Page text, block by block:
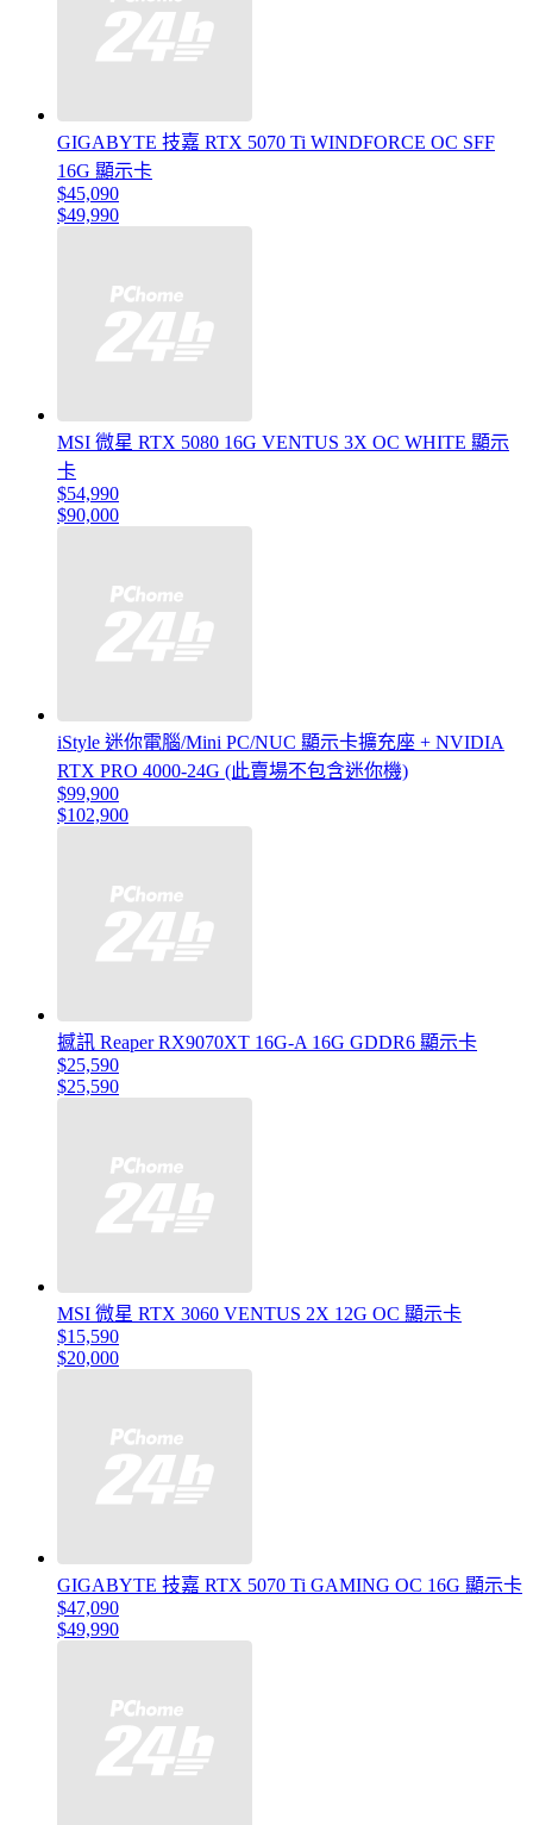
GIGABYTE 技嘉 RTX 5070 Ti WINDFORCE OC SFF
16G 顯示卡
$45,090
$49,990
MSI 微星 RTX 5080 16G VENTUS 3X OC WHITE 顯示
卡
$54,990
$90,000
iStyle 迷你電腦/Mini PC/NUC 顯示卡擴充座 + NVIDIA
RTX PRO 4000-24G (此賣場不包含迷你機)
$99,900
$102,900
撼訊 Reaper RX9070XT 16G-A 16G GDDR6 顯示卡
$25,590
$25,590
MSI 微星 RTX 3060 VENTUS 2X 12G OC 顯示卡
$15,590
$20,000
GIGABYTE 技嘉 RTX 5070 Ti GAMING OC 16G 顯示卡
$47,090
$49,990